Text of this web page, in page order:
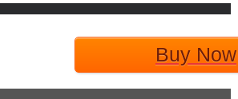
Buy Now